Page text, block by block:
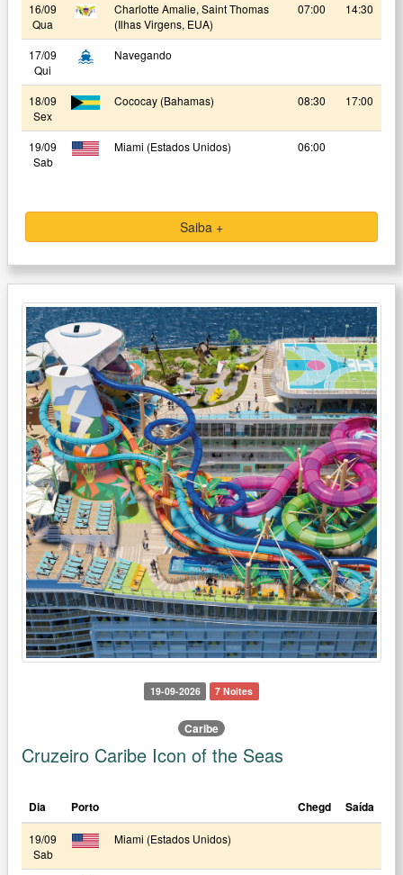
16/09
Qua
Charlotte Amalie, Saint Thomas
(Ilhas Virgens, EUA)
07:00 14:30
17/09
Qui
Navegando
18/09
Sex
Cococay (Bahamas) 08:30 17:00
19/09
Sab
Miami (Estados Unidos) 06:00
Saiba +
19-09-2026 7 Noites
Caribe
Cruzeiro Caribe Icon of the Seas
Dia Porto Chegd Saída
19/09
Sab
Miami (Estados Unidos)